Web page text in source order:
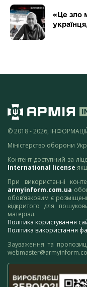
«Це зло
© 2018 - 2026,
Міністерство оборони
Контент доступний за
International license
При використанні
armyinform.com.ua
обов’язковим є
відкритого для
матеріал.
Політика користування
Політика використання
Зауваження та